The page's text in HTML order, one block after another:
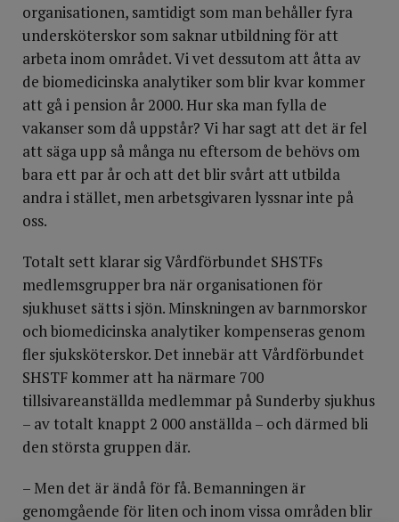
organisationen, samtidigt som man behåller fyra
undersköterskor som saknar utbildning för att
arbeta inom området. Vi vet dessutom att åtta av
de biomedicinska analytiker som blir kvar kommer
att gå i pension år 2000. Hur ska man fylla de
vakanser som då uppstår? Vi har sagt att det är fel
att säga upp så många nu eftersom de behövs om
bara ett par år och att det blir svårt att utbilda
andra i stället, men arbetsgivaren lyssnar inte på
oss.
Totalt sett klarar sig Vårdförbundet SHSTFs
medlemsgrupper bra när organisationen för
sjukhuset sätts i sjön. Minskningen av barnmorskor
och biomedicinska analytiker kompenseras genom
fler sjuksköterskor. Det innebär att Vårdförbundet
SHSTF kommer att ha närmare 700
tillsivareanställda medlemmar på Sunderby sjukhus
– av totalt knappt 2 000 anställda – och därmed bli
den största gruppen där.
– Men det är ändå för få. Bemanningen är
genomgående för liten och inom vissa områden blir